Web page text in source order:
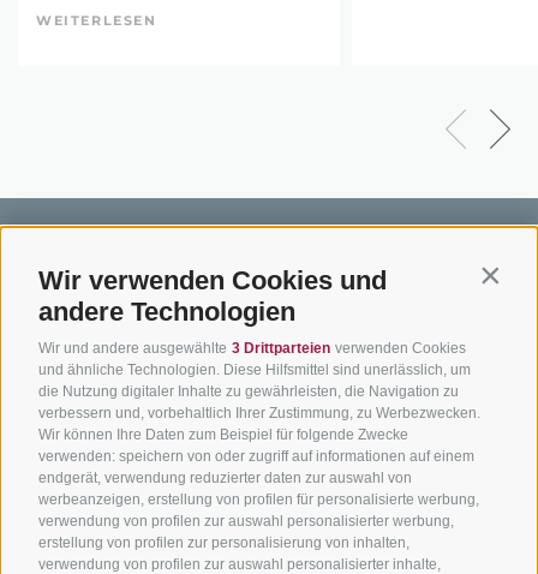
Wir verwenden Cookies und
andere Technologien
Wir und andere ausgewählte 3 Drittparteien verwenden Cookies
und ähnliche Technologien. Diese Hilfsmittel sind unerlässlich, um
die Nutzung digitaler Inhalte zu gewährleisten, die Navigation zu
verbessern und, vorbehaltlich Ihrer Zustimmung, zu Werbezwecken.
Wir können Ihre Daten zum Beispiel für folgende Zwecke
verwenden: speichern von oder zugriff auf informationen auf einem
endgerät, verwendung reduzierter daten zur auswahl von
werbeanzeigen, erstellung von profilen für personalisierte werbung,
verwendung von profilen zur auswahl personalisierter werbung,
erstellung von profilen zur personalisierung von inhalten,
verwendung von profilen zur auswahl personalisierter inhalte,
WEITERLESEN
BIKEHOTELS
SÜDTIROL
Hotels & Pakete
Urlaubspakete
Unsere Gutscheine
Hot Deals
Bike & Work
BIKEN IN
SÜDTIROL
Mountainbiken in
Südtirol
Rennradfahren in
Südtirol
Radwege in Südtirol
Bikeshops & Verleihe
Kontakt
Anreise
Zum